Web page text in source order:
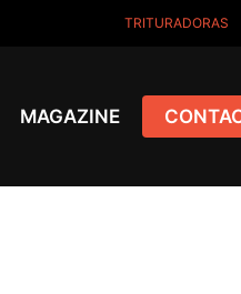
TRITURADORAS
MAGAZINE